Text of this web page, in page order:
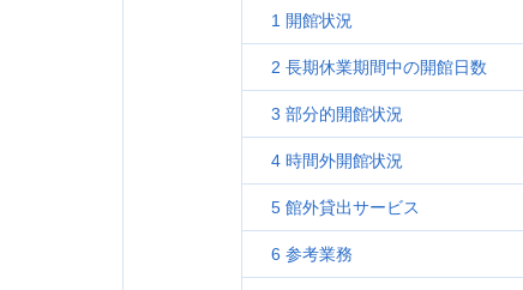
1 開館状況
2 長期休業期間中の開館日数
3 部分的開館状況
4 時間外開館状況
5 館外貸出サービス
6 参考業務